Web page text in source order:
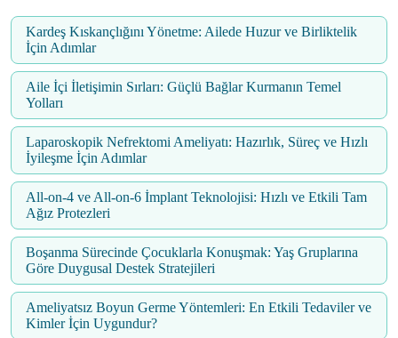
Kardeş Kıskançlığını Yönetme: Ailede Huzur ve Birliktelik
İçin Adımlar
Aile İçi İletişimin Sırları: Güçlü Bağlar Kurmanın Temel
Yolları
Laparoskopik Nefrektomi Ameliyatı: Hazırlık, Süreç ve Hızlı
İyileşme İçin Adımlar
All-on-4 ve All-on-6 İmplant Teknolojisi: Hızlı ve Etkili Tam
Ağız Protezleri
Boşanma Sürecinde Çocuklarla Konuşmak: Yaş Gruplarına
Göre Duygusal Destek Stratejileri
Ameliyatsız Boyun Germe Yöntemleri: En Etkili Tedaviler ve
Kimler İçin Uygundur?